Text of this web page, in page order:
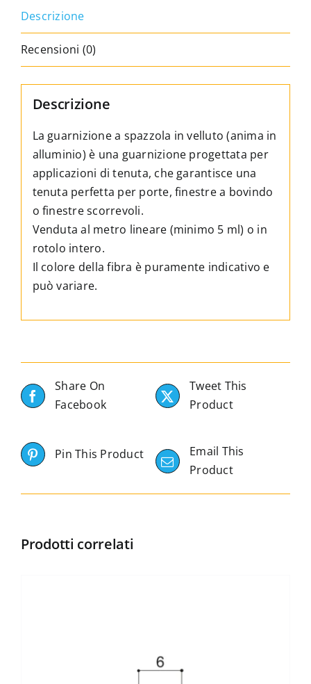
mm
H=7
quantità
Descrizione
Recensioni (0)
Descrizione
La guarnizione a spazzola in velluto (anima in
alluminio) è una guarnizione progettata per
applicazioni di tenuta, che garantisce una
tenuta perfetta per porte, finestre a bovindo
o finestre scorrevoli.
Venduta al metro lineare (minimo 5 ml) o in
rotolo intero.
Il colore della fibra è puramente indicativo e
può variare.
Share On
Facebook
Tweet This
Product
Pin This Product
Email This
Product
Prodotti correlati